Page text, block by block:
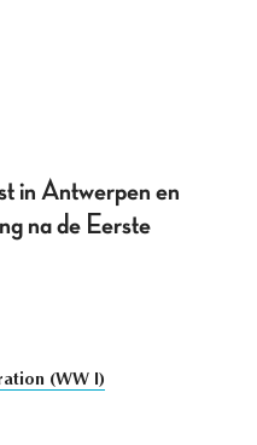
in Antwerpen en
na de Eerste
(WW I)